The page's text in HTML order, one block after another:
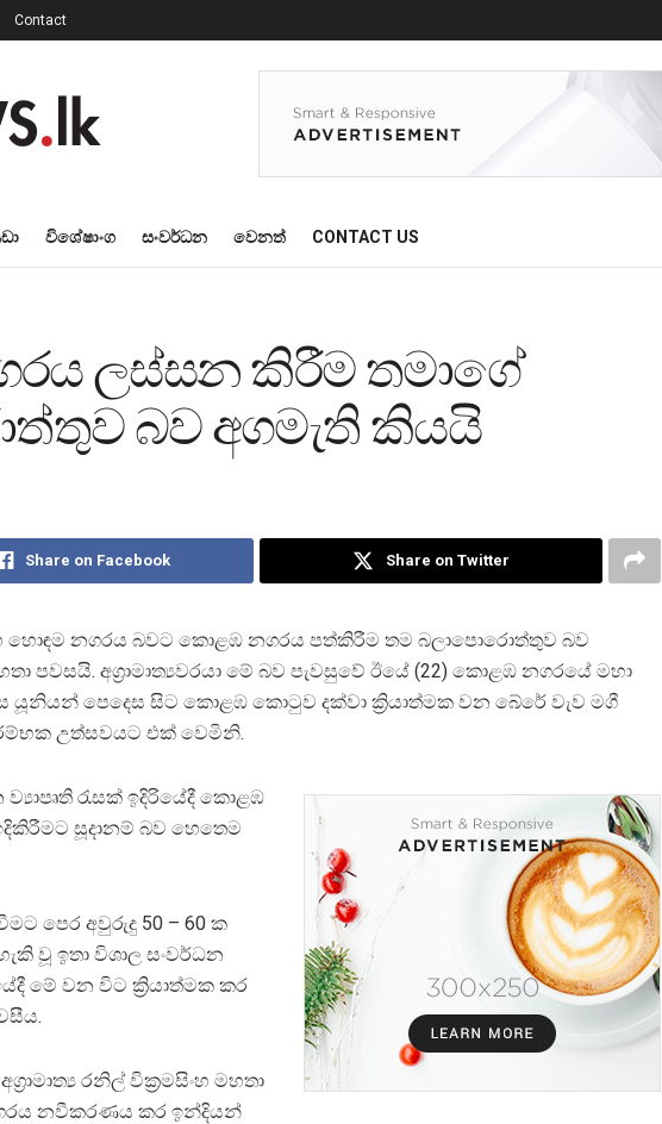
Contact
විශේෂාංග සංවර්ධන වෙනත් CONTACT US
ලස්සන කිරීම තමාගේ
බව අගමැති කියයි
Share on Facebook Share on Twitter
හොඳම නගරය බවට කොළඹ නගරය පත්කිරීම තම බලාපොරොත්තුව බව
පවසයි. අග්‍රාමාත්‍යවරයා මේ බව පැවසුවේ ඊයේ (22) කොළඹ නගරයේ මහා
යූනියන් පෙදෙස සිට කොළඹ කොටුව දක්වා ක්‍රියාත්මක වන බේරේ වැව මගී
උත්සවයට එක් වෙමිනි.
රැසක් ඉදිරියේදී කොළඹ
සූදානම් බව හෙතෙම
පෙර අවුරුදු 50 – 60 ක
වූ ඉතා විශාල සංවර්ධන
මේ වන විට ක්‍රියාත්මක කර
රනිල් වික්‍රමසිංහ මහතා
නවීකරණය කර ඉන්දියන්